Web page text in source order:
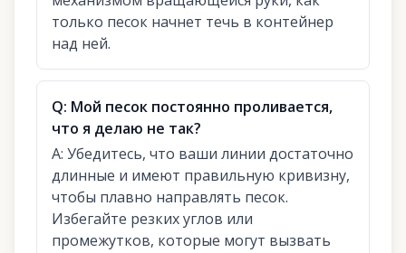
только песок начнет течь в контейнер
над ней.
Q: Мой песок постоянно проливается,
что я делаю не так?
A: Убедитесь, что ваши линии достаточно
длинные и имеют правильную кривизну,
чтобы плавно направлять песок.
Избегайте резких углов или
промежутков, которые могут вызвать